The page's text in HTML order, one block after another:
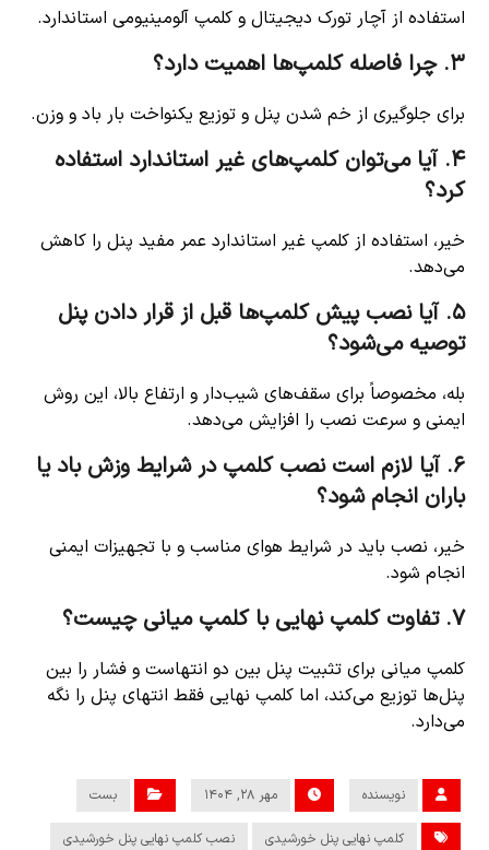
استفاده از آچار تورک دیجیتال و کلمپ آلومینیومی استاندارد.
۳. چرا فاصله کلمپ‌ها اهمیت دارد؟
برای جلوگیری از خم شدن پنل و توزیع یکنواخت بار باد و وزن.
۴. آیا می‌توان کلمپ‌های غیر استاندارد استفاده
کرد؟
خیر، استفاده از کلمپ غیر استاندارد عمر مفید پنل را کاهش
می‌دهد.
۵. آیا نصب پیش کلمپ‌ها قبل از قرار دادن پنل
توصیه می‌شود؟
بله، مخصوصاً برای سقف‌های شیب‌دار و ارتفاع بالا، این روش
ایمنی و سرعت نصب را افزایش می‌دهد.
۶. آیا لازم است نصب کلمپ در شرایط وزش باد یا
باران انجام شود؟
خیر، نصب باید در شرایط هوای مناسب و با تجهیزات ایمنی
انجام شود.
۷. تفاوت کلمپ نهایی با کلمپ میانی چیست؟
کلمپ میانی برای تثبیت پنل بین دو انتهاست و فشار را بین
پنل‌ها توزیع می‌کند، اما کلمپ نهایی فقط انتهای پنل را نگه
می‌دارد.
نویسنده مهر ۲۸, ۱۴۰۴ بست
کلمپ نهایی پنل خورشیدی نصب کلمپ نهایی پنل خورشیدی